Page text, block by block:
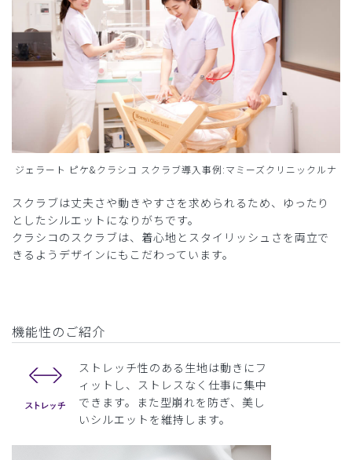
ジェラート ピケ&クラシコ スクラブ導入事例:マミーズクリニックルナ
スクラブは丈夫さや動きやすさを求められるため、ゆったり
としたシルエットになりがちです。
クラシコのスクラブは、着心地とスタイリッシュさを両立で
きるようデザインにもこだわっています。
機能性のご紹介
ストレッチ性のある生地は動きにフ
ィットし、ストレスなく仕事に集中
できます。また型崩れを防ぎ、美し
いシルエットを維持します。